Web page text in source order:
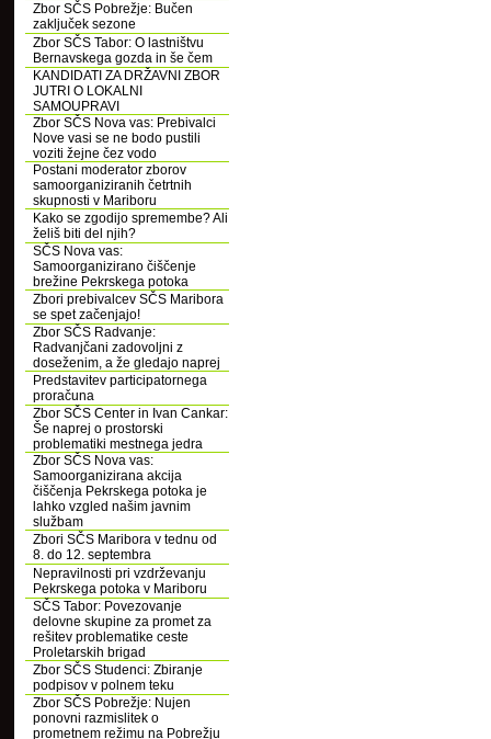
Zbor SČS Pobrežje: Bučen
zaključek sezone
Zbor SČS Tabor: O lastništvu
Bernavskega gozda in še čem
KANDIDATI ZA DRŽAVNI ZBOR
JUTRI O LOKALNI
SAMOUPRAVI
Zbor SČS Nova vas: Prebivalci
Nove vasi se ne bodo pustili
voziti žejne čez vodo
Postani moderator zborov
samoorganiziranih četrtnih
skupnosti v Mariboru
Kako se zgodijo spremembe? Ali
želiš biti del njih?
SČS Nova vas:
Samoorganizirano čiščenje
brežine Pekrskega potoka
Zbori prebivalcev SČS Maribora
se spet začenjajo!
Zbor SČS Radvanje:
Radvanjčani zadovoljni z
doseženim, a že gledajo naprej
Predstavitev participatornega
proračuna
Zbor SČS Center in Ivan Cankar:
Še naprej o prostorski
problematiki mestnega jedra
Zbor SČS Nova vas:
Samoorganizirana akcija
čiščenja Pekrskega potoka je
lahko vzgled našim javnim
službam
Zbori SČS Maribora v tednu od
8. do 12. septembra
Nepravilnosti pri vzdrževanju
Pekrskega potoka v Mariboru
SČS Tabor: Povezovanje
delovne skupine za promet za
rešitev problematike ceste
Proletarskih brigad
Zbor SČS Studenci: Zbiranje
podpisov v polnem teku
Zbor SČS Pobrežje: Nujen
ponovni razmislitek o
prometnem režimu na Pobrežju